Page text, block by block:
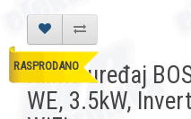
RASPRODANO
Klima uređaj
WE, 3.5kW,